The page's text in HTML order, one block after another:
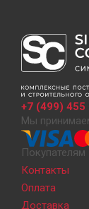
+7 (499) 455
Мы
Покупателям
Контакты
Оплата
Доставка